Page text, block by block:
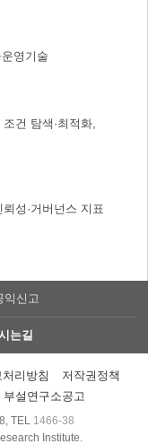
영기술
건 탐색·최적화,
성·거버넌스 지표
익신고
는길
리방침
저작권정책
부설연구소공고
TEL 1466-38
Institute.